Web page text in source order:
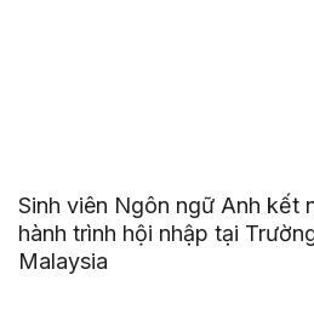
Sinh viên Ngôn ngữ Anh kết
hành trình hội nhập tại
Malaysia